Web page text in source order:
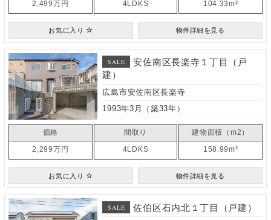
2,499万円
4LDKS
104.33m²
お気に入り 物件詳細を見る
SALE
安佐南区長楽寺１丁目（戸
建）
広島市安佐南区長楽寺
1993年3月（築33年）
価格
2,299万円
間取り
4LDKS
建物面積（m2）
158.99m²
お気に入り 物件詳細を見る
SALE 佐伯区石内北１丁目（戸建）